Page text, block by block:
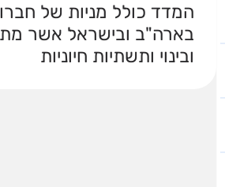
המדד כולל מניות של
בארה"ב ובישראל אשר
ובינוי ותשתיות חיוניות